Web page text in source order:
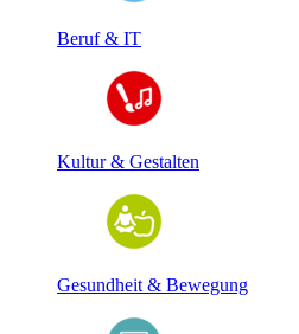
Beruf & IT
Kultur & Gestalten
Gesundheit & Bewegung